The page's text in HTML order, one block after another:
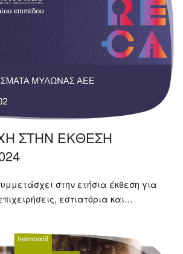
ΣΤΗΝ ΕΚΘΕΣΗ
στην ετήσια έκθεση για
εστιατόρια και…